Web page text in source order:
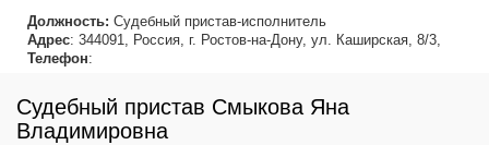
Должность: Судебный пристав-исполнитель
Адрес: 344091, Россия, г. Ростов-на-Дону, ул. Каширская, 8/3,
Телефон:
Судебный пристав Смыкова Яна
Владимировна